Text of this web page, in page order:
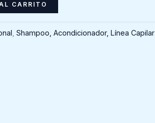
CARRITO
Shampoo, Acondicionador, Línea Capilar